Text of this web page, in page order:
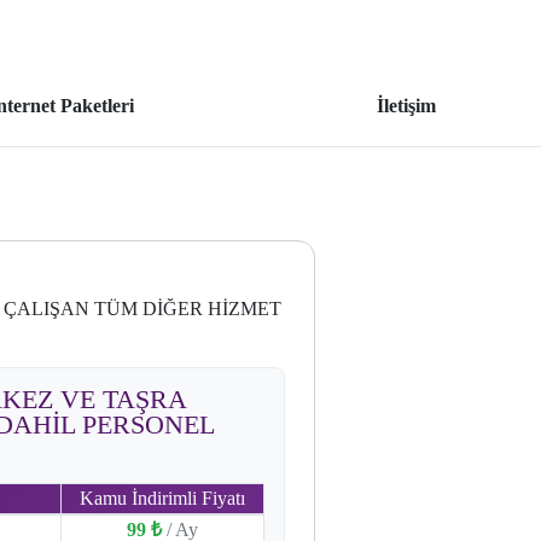
Paketleri İletişim
TÜM DİĞER HİZMET
VE TAŞRA
PERSONEL
Kamu İndirimli Fiyatı
99 ₺ / Ay